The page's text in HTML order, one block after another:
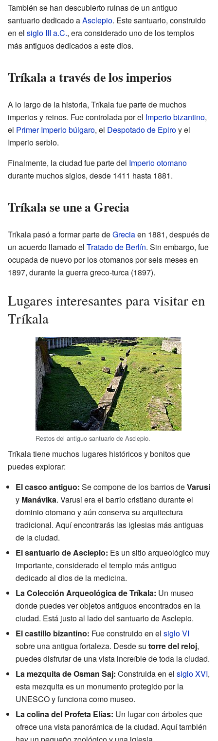
También se han descubierto ruinas de un antiguo
santuario dedicado aAsclepio. Este santuario, construido
en el siglo III a.C., era considerado uno de los templos
más antiguos dedicados a este dios.
Tríkala a través de los imperios
A lo largo de la historia, Tríkala fue parte de muchos
imperios y reinos. Fue controlada por el Imperio bizantino,
el Primer Imperio búlgaro, el Despotado de Epiroy el
Imperio serbio.
Finalmente, la ciudad fue parte del Imperio otomano
durante muchos siglos, desde 1411 hasta 1881.
Tríkala se une a Grecia
Tríkala pasó a formar parte deGreciaen 1881, después de
un acuerdo llamado el Tratado de Berlín. Sin embargo, fue
ocupada de nuevo por los otomanos por seis meses en
1897, durante la guerra greco-turca (1897).
Lugares interesantes para visitar en
Tríkala
Restos del antiguo santuario de Asclepio.
Tríkala tiene muchos lugares históricos y bonitos que
puedes explorar:
El casco antiguo: Se compone de los barrios deVarusi
y Manávika. Varusi era el barrio cristiano durante el
dominio otomano y aún conserva su arquitectura
tradicional. Aquí encontrarás las iglesias más antiguas
de la ciudad.
El santuario de Asclepio: Es un sitio arqueológico muy
importante, considerado el templo más antiguo
dedicado al dios de la medicina.
La Colección Arqueológica de Tríkala: Un museo
donde puedes ver objetos antiguos encontrados en la
ciudad. Está justo al lado del santuario de Asclepio.
El castillo bizantino: Fue construido en el siglo VI
sobre una antigua fortaleza. Desde su torre del reloj,
puedes disfrutar de una vista increíble de toda la ciudad.
La mezquita de Osman Saj: Construida en el siglo XVI,
esta mezquita es un monumento protegido por la
UNESCO y funciona como museo.
La colina del Profeta Elías: Un lugar con árboles que
ofrece una vista panorámica de la ciudad. Aquí también